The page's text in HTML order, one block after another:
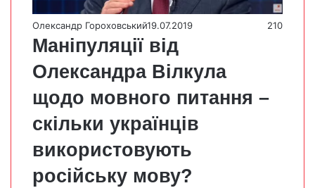
Олександр Гороховський19.07.2019 210
Маніпуляції від
Олександра Вілкула
щодо мовного питання –
скільки українців
використовують
російську мову?